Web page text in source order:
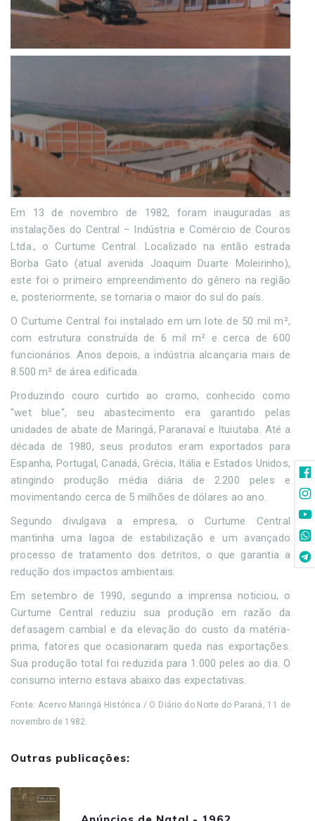
Em 13 de novembro de 1982, foram inauguradas as
instalações do Central – Indústria e Comércio de Couros
Ltda., o Curtume Central. Localizado na então estrada
Borba Gato (atual avenida Joaquim Duarte Moleirinho),
este foi o primeiro empreendimento do gênero na região
e, posteriormente, se tornaria o maior do sul do país.
O Curtume Central foi instalado em um lote de 50 mil m²,
com estrutura construída de 6 mil m² e cerca de 600
funcionários. Anos depois, a indústria alcançaria mais de
8.500 m² de área edificada.
Produzindo couro curtido ao cromo, conhecido como
"wet blue", seu abastecimento era garantido pelas
unidades de abate de Maringá, Paranavaí e Ituiutaba. Até a
década de 1980, seus produtos eram exportados para
Espanha, Portugal, Canadá, Grécia, Itália e Estados Unidos,
atingindo produção média diária de 2.200 peles e
movimentando cerca de 5 milhões de dólares ao ano.
Segundo divulgava a empresa, o Curtume Central
mantinha uma lagoa de estabilização e um avançado
processo de tratamento dos detritos, o que garantia a
redução dos impactos ambientais.
Em setembro de 1990, segundo a imprensa noticiou, o
Curtume Central reduziu sua produção em razão da
defasagem cambial e da elevação do custo da matéria-
prima, fatores que ocasionaram queda nas exportações.
Sua produção total foi reduzida para 1.000 peles ao dia. O
consumo interno estava abaixo das expectativas.
Fonte: Acervo Maringá Histórica / O Diário do Norte do Paraná, 11 de
novembro de 1982.
Outras publicações: